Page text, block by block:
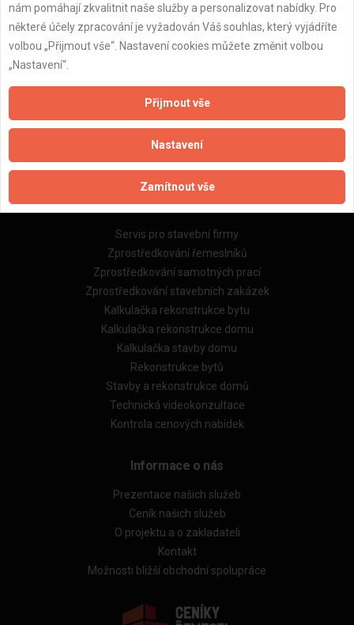
Důležité informace
Naše firmy a řemeslníci
Zásady pro používání souborů cookie
Obchodní podmínky (zprostředkování)
Obchodní podmínky (rozpočtování)
Reference
Naše excelové tabulky online
Naše služby
Servis pro stavební firmy
Zprostředkování řemeslníků
Zprostředkování samotných prací
Zprostředkování stavebních zakázek
Kalkulačka rekonstrukce bytu
Kalkulačka rekonstrukce domu
Kalkulačka stavby domu
Rekonstrukce bytů
Stavby a rekonstrukce domů
Technická videokonzultace
Kontrola cenových nabídek
Informace o nás
Prezentace našich služeb
Ceník našich služeb
O projektu a o zakladateli
Kontakt
Možnosti bližší obchodní spolupráce
nám pomáhají zkvalitnit naše služby a personalizovat nabídky. Pro
některé účely zpracování je vyžadován Váš souhlas, který vyjádříte
volbou „Přijmout vše“. Nastavení cookies můžete změnit volbou
„Nastavení“.
Přijmout vše
Nastavení
Zamítnout vše